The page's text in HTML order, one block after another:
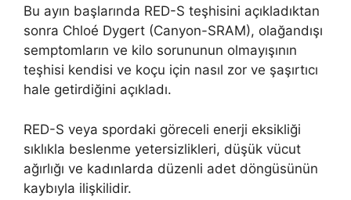
Bu ayın başlarında RED-S teşhisini açıkladıktan
sonra Chloé Dygert (Canyon-SRAM), olağandışı
semptomların ve kilo sorununun olmayışının
teşhisi kendisi ve koçu için nasıl zor ve şaşırtıcı
hale getirdiğini açıkladı.
RED-S veya spordaki göreceli enerji eksikliği
sıklıkla beslenme yetersizlikleri, düşük vücut
ağırlığı ve kadınlarda düzenli adet döngüsünün
kaybıyla ilişkilidir.